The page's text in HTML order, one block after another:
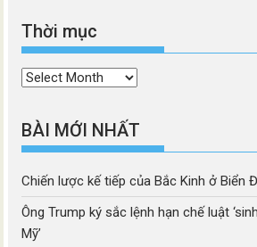
Thời mục
Thời
BÀI MỚI NHẤT
Chiến lược kế tiếp của Bắc Kinh ở Biển
Ông Trump ký sắc lệnh hạn chế luật
Mỹ’